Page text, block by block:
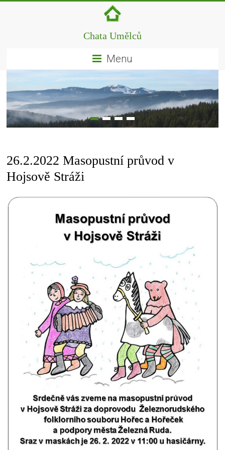
Chata Umělců
Menu
26.2.2022 Masopustní průvod v
Hojsově Stráži